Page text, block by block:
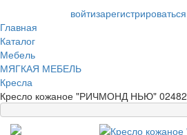
войтизарегистрироваться
Главная
Каталог
Мебель
МЯГКАЯ МЕБЕЛЬ
Кресла
Кресло кожаное "РИЧМОНД НЬЮ" 02482